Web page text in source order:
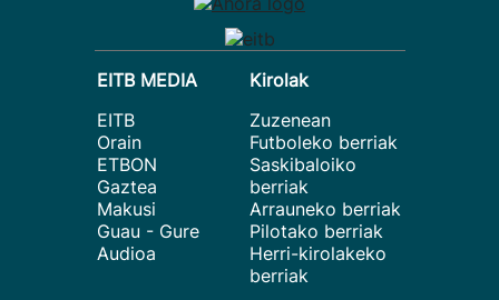
EITB MEDIA
EITB
Orain
ETBON
Gaztea
Makusi
Guau - Gure
Audioa
Kirolak
Zuzenean
Futboleko berriak
Saskibaloiko
berriak
Arrauneko berriak
Pilotako berriak
Herri-kirolakeko
berriak